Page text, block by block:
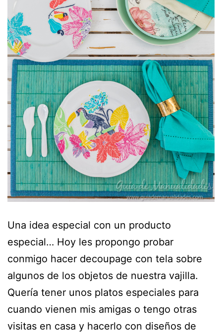
Una idea especial con un producto
especial… Hoy les propongo probar
conmigo hacer decoupage con tela sobre
algunos de los objetos de nuestra vajilla.
Quería tener unos platos especiales para
cuando vienen mis amigas o tengo otras
visitas en casa y hacerlo con diseños de